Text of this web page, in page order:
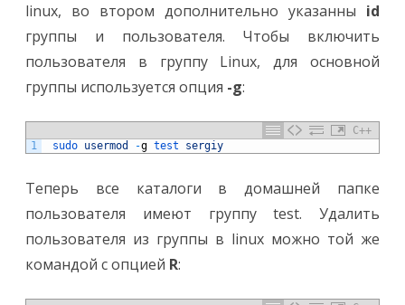
linux, во втором дополнительно указанны id
группы и пользователя. Чтобы включить
пользователя в группу Linux, для основной
группы используется опция -g:
C++
1
sudo usermod -g test sergiy
Теперь все каталоги в домашней папке
пользователя имеют группу test. Удалить
пользователя из группы в linux можно той же
командой с опцией R: